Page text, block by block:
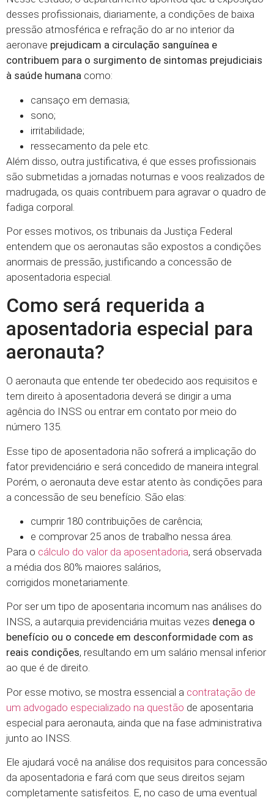
desses profissionais, diariamente, a condições de baixa
pressão atmosférica e refração do ar no interior da
aeronave prejudicam a circulação sanguínea e
contribuem para o surgimento de sintomas prejudiciais
à saúde humana como:
cansaço em demasia;
sono;
irritabilidade;
ressecamento da pele etc.
Além disso, outra justificativa, é que esses profissionais
são submetidas a jornadas noturnas e voos realizados de
madrugada, os quais contribuem para agravar o quadro de
fadiga corporal.
Por esses motivos, os tribunais da Justiça Federal
entendem que os aeronautas são expostos a condições
anormais de pressão, justificando a concessão de
aposentadoria especial.
Como será requerida a
aposentadoria especial para
aeronauta?
O aeronauta que entende ter obedecido aos requisitos e
tem direito à aposentadoria deverá se dirigir a uma
agência do INSS ou entrar em contato por meio do
número 135.
Esse tipo de aposentadoria não sofrerá a implicação do
fator previdenciário e será concedido de maneira integral.
Porém, o aeronauta deve estar atento às condições para
a concessão de seu benefício. São elas:
cumprir 180 contribuições de carência;
e comprovar 25 anos de trabalho nessa área.
Para o cálculo do valor da aposentadoria, será observada
a média dos 80% maiores salários,
corrigidos monetariamente.
Por ser um tipo de aposentaria incomum nas análises do
INSS, a autarquia previdenciária muitas vezes denega o
benefício ou o concede em desconformidade com as
reais condições, resultando em um salário mensal inferior
ao que é de direito.
Por esse motivo, se mostra essencial a contratação de
um advogado especializado na questão de aposentaria
especial para aeronauta, ainda que na fase administrativa
junto ao INSS.
Ele ajudará você na análise dos requisitos para concessão
da aposentadoria e fará com que seus direitos sejam
completamente satisfeitos. E, no caso de uma eventual